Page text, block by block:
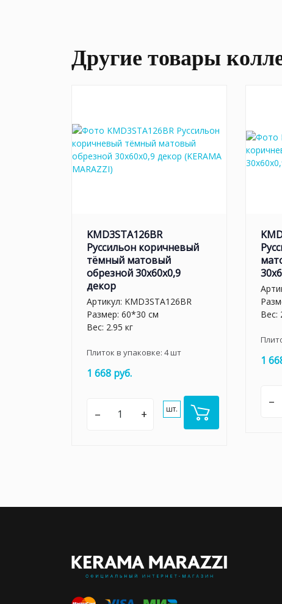
Другие товары
KMD3STA126BR
Руссильон коричневый
тёмный матовый
обрезной 30x60x0,9
декор
Артикул: KMD3STA126BR
Размер: 60*30 см
Вес: 2.95 кг
Плиток в упаковке: 4шт
1 668 руб.
– + шт.
Вес:
1
–